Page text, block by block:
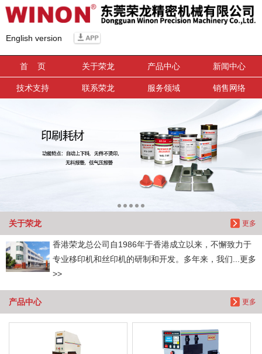
English version
首 页 关于荣龙 产品中心 新闻中心
技术支持 联系荣龙 服务领域 销售网络
更多
关于荣龙
香港荣龙总公司自1986年于香港成立以来，不懈致力于
专业移印机和丝印机的研制和开发。多年来，我们...更多
>>
更多
产品中心
信息搜索
搜索